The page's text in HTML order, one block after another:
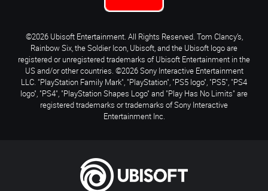
©2026 Ubisoft Entertainment. All Rights Reserved. Tom Clancy’s,
Rainbow Six, the Soldier Icon, Ubisoft, and the Ubisoft logo are
registered or unregistered trademarks of Ubisoft Entertainment in the
US and/or other countries. ©2026 Sony Interactive Entertainment
LLC. "PlayStation Family Mark", "PlayStation", "PS5 logo", "PS5", "PS4
logo", "PS4", "PlayStation Shapes Logo" and "Play Has No Limits" are
registered trademarks or trademarks of Sony Interactive
Entertainment Inc.